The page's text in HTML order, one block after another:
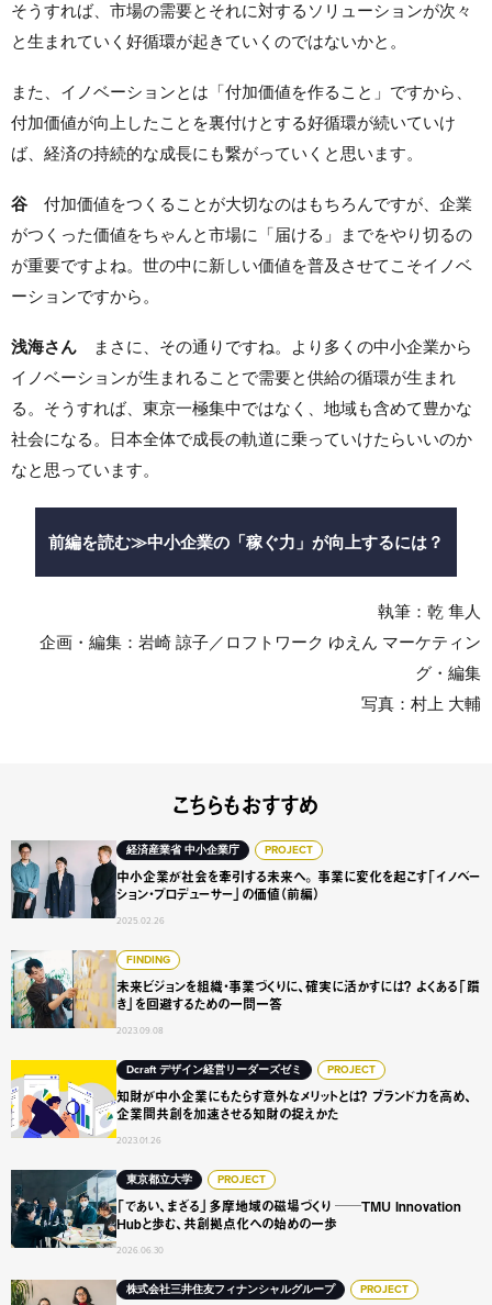
そうすれば、市場の需要とそれに対するソリューションが次々
と生まれていく好循環が起きていくのではないかと。
また、イノベーションとは「付加価値を作ること」ですから、
付加価値が向上したことを裏付けとする好循環が続いていけ
ば、経済の持続的な成長にも繋がっていくと思います。
谷 付加価値をつくることが大切なのはもちろんですが、企業
がつくった価値をちゃんと市場に「届ける」までをやり切るの
が重要ですよね。世の中に新しい価値を普及させてこそイノベ
ーションですから。
浅海さん まさに、その通りですね。
より多くの中小企業から
イノベーションが生まれることで需要と供給の循環が生まれ
る。そうすれば、東京一極集中ではなく、地域も含めて豊かな
社会になる。日本全体で成長の軌道に乗っていけたらいいのか
なと思っています。
前編を読む≫中小企業の「稼ぐ力」が向上するには？
執筆：乾 隼人
企画・編集：岩崎 諒子／ロフトワーク ゆえん マーケティン
グ・編集
写真：村上 大輔
こちらもおすすめ
経済産業省 中小企業庁 PROJECT
中小企業が社会を牽引する未来へ。 事業に変化を起こす「イノベー
ション・プロデューサー」の価値（前編）
2025.02.26
中小企業が社会を牽引する未来へ。 事業に変化を起こす「
FINDING
未来ビジョンを組織・事業づくりに、確実に活かすには？ よくある「躓
き」を回避するための一問一答
2023.09.08
未来ビジョンを組織・事業づくりに、確実に活かすには？
Dcraft デザイン経営リーダーズゼミ PROJECT
知財が中小企業にもたらす意外なメリットとは？ ブランド力を高め、
企業間共創を加速させる知財の捉えかた
2023.01.26
知財が中小企業にもたらす意外なメリットとは？ ブランド
東京都立大学 PROJECT
「であい、まざる」多摩地域の磁場づくり ──TMU Innovation
Hubと歩む、共創拠点化への始めの一歩
2026.06.30
「であい、まざる」多摩地域の磁場づくり ──TMU
株式会社三井住友フィナンシャルグループ PROJECT
なぜ今、SMBCグループは少子化に向き合うのか GGPの転